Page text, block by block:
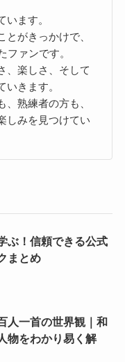
ます。
がきっかけで、
ファンです。
、楽しさ、そして
きます。
熟練者の方も、
しみを見つけてい
ぶ！信頼できる公式
まとめ
人一首の世界観｜和
物をわかり易く解